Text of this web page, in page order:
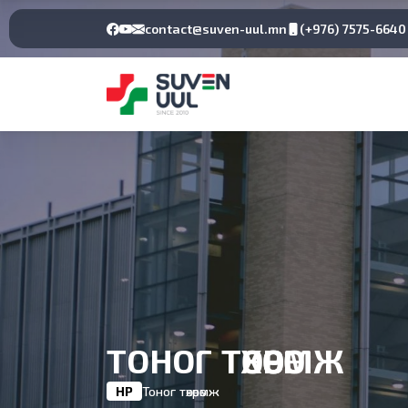
contact@suven-uul.mn (+976) 7575-6640
ТОНОГ ТӨХӨӨРӨМЖ
НҮҮР Тоног төхөөрөмж